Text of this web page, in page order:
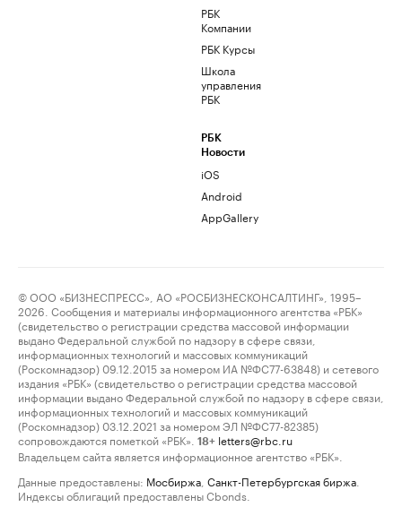
РБК
Компании
РБК Курсы
Школа
управления
РБК
РБК
Новости
iOS
Android
AppGallery
© ООО «БИЗНЕСПРЕСС», АО «РОСБИЗНЕСКОНСАЛТИНГ», 1995–
2026. Сообщения и материалы информационного агентства «РБК»
(свидетельство о регистрации средства массовой информации
выдано Федеральной службой по надзору в сфере связи,
информационных технологий и массовых коммуникаций
(Роскомнадзор) 09.12.2015 за номером ИА №ФС77-63848) и сетевого
издания «РБК» (свидетельство о регистрации средства массовой
информации выдано Федеральной службой по надзору в сфере связи,
информационных технологий и массовых коммуникаций
(Роскомнадзор) 03.12.2021 за номером ЭЛ №ФС77-82385)
сопровождаются пометкой «РБК».
18+ letters@rbc.ru
Владельцем сайта является информационное агентство «РБК».
Данные предоставлены: Мосбиржа Санкт-Петербургская биржа
Индексы облигаций предоставлены Cbonds.